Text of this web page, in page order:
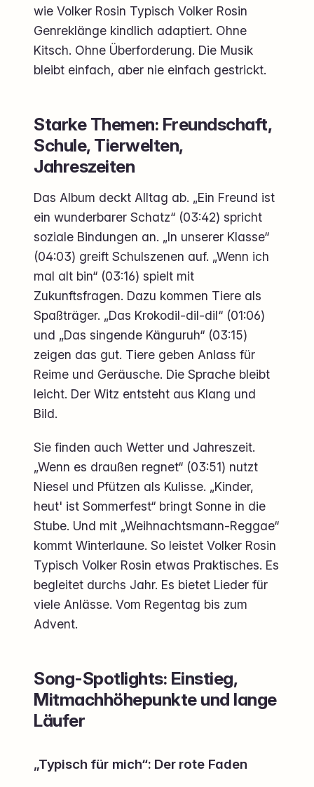
wie Volker Rosin Typisch Volker Rosin
Genreklänge kindlich adaptiert. Ohne
Kitsch. Ohne Überforderung. Die Musik
bleibt einfach, aber nie einfach gestrickt.
Starke Themen: Freundschaft,
Schule, Tierwelten,
Jahreszeiten
Das Album deckt Alltag ab. „Ein Freund ist
ein wunderbarer Schatz“ (03:42) spricht
soziale Bindungen an. „In unserer Klasse“
(04:03) greift Schulszenen auf. „Wenn ich
mal alt bin“ (03:16) spielt mit
Zukunftsfragen. Dazu kommen Tiere als
Spaßträger. „Das Krokodil-dil-dil“ (01:06)
und „Das singende Känguruh“ (03:15)
zeigen das gut. Tiere geben Anlass für
Reime und Geräusche. Die Sprache bleibt
leicht. Der Witz entsteht aus Klang und
Bild.
Sie finden auch Wetter und Jahreszeit.
„Wenn es draußen regnet“ (03:51) nutzt
Niesel und Pfützen als Kulisse. „Kinder,
heut' ist Sommerfest“ bringt Sonne in die
Stube. Und mit „Weihnachtsmann-Reggae“
kommt Winterlaune. So leistet Volker Rosin
Typisch Volker Rosin etwas Praktisches. Es
begleitet durchs Jahr. Es bietet Lieder für
viele Anlässe. Vom Regentag bis zum
Advent.
Song-Spotlights: Einstieg,
Mitmachhöhepunkte und lange
Läufer
„Typisch für mich“: Der rote Faden